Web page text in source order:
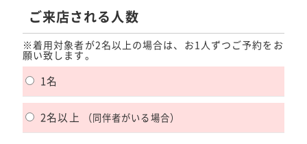
ご来店される人数
※着用対象者が2名以上の場合は、お1人ずつご予約をお
願い致します。
1名
2名以上 （同伴者がいる場合）